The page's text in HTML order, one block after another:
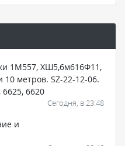
1М557, ХШ5,6м616Ф11,
метров. SZ-22-12-06.
6620
Сегодня, в 23:48
и